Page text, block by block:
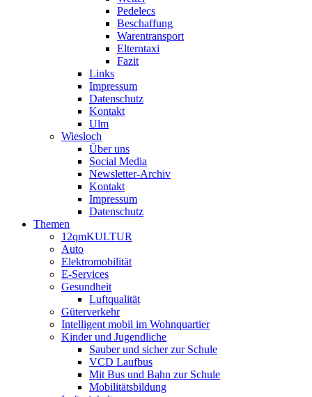
Pedelecs
Beschaffung
Warentransport
Elterntaxi
Fazit
Links
Impressum
Datenschutz
Kontakt
Ulm
Wiesloch
Über uns
Social Media
Newsletter-Archiv
Kontakt
Impressum
Datenschutz
Themen
12qmKULTUR
Auto
Elektromobilität
E-Services
Gesundheit
Luftqualität
Güterverkehr
Intelligent mobil im Wohnquartier
Kinder und Jugendliche
Sauber und sicher zur Schule
VCD Laufbus
Mit Bus und Bahn zur Schule
Mobilitätsbildung